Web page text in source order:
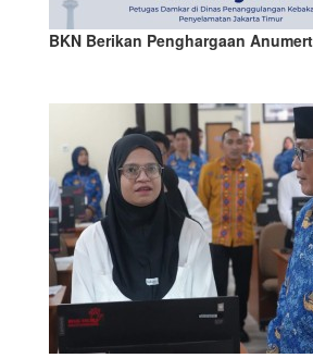
BKN Berikan Penghargaan